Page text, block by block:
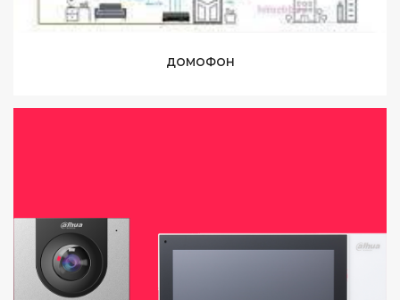
ДОМОФОН